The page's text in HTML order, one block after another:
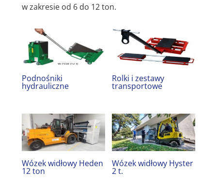
w zakresie od 6 do 12 ton.
Podnośniki
hydrauliczne
Rolki i zestawy
transportowe
Wózek widłowy Heden
12 ton
Wózek widłowy Hyster
2 t.